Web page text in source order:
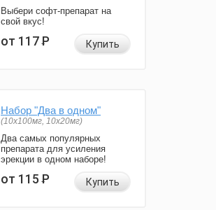
Выбери софт-препарат на
свой вкус!
от 117Р Купить
Набор "Два в одном"
(10x100мг, 10x20мг)
Два самых популярных
препарата для усиления
эрекции в одном наборе!
от 115Р Купить